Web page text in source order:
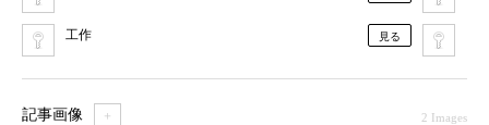
工作 見る
記事画像 ＋ 2 Images